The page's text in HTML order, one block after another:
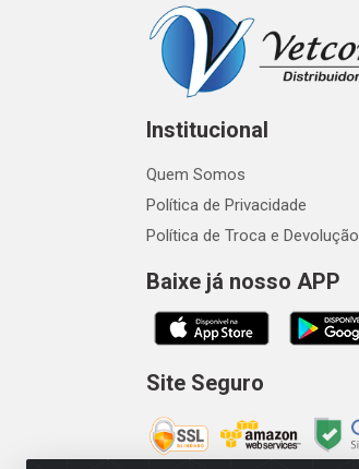
Institucional
Quem Somos
Política de Privacidade
Política de Troca e Devolução
Baixe já nosso APP
Site Seguro